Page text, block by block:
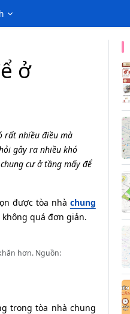
ở
rất nhiều điều mà
gây ra nhiều khó
cư ở tầng mấy để
được tòa nhà chung
quá đơn giản.
hơn. Nguồn:
trong tòa nhà chung